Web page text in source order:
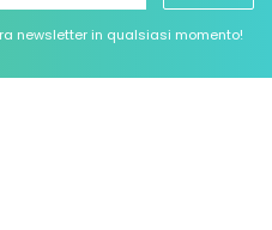
newsletter in qualsiasi momento!